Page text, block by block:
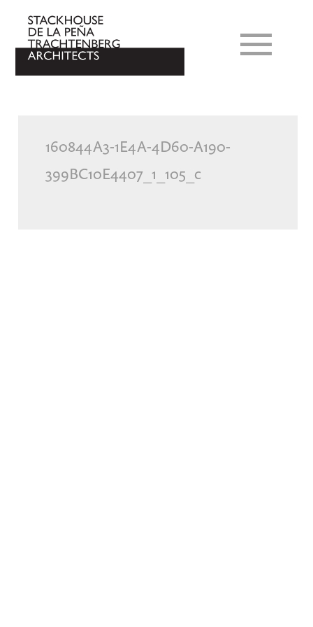
160844A3-1E4A-4D60-A190-
399BC10E4407_1_105_c